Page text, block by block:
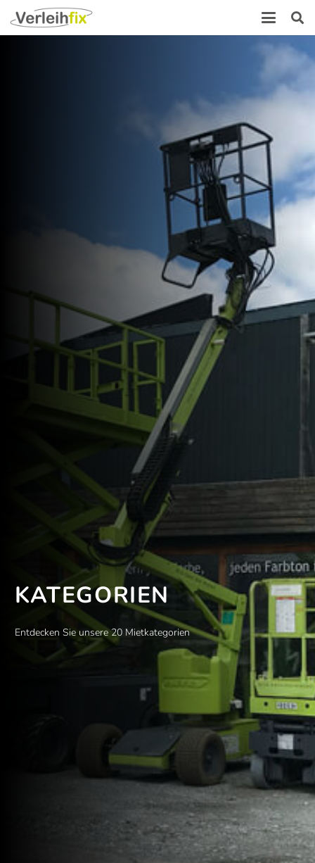
More Leads & More Customers
KATEGORIEN
Entdecken Sie unsere 20 Mietkategorien